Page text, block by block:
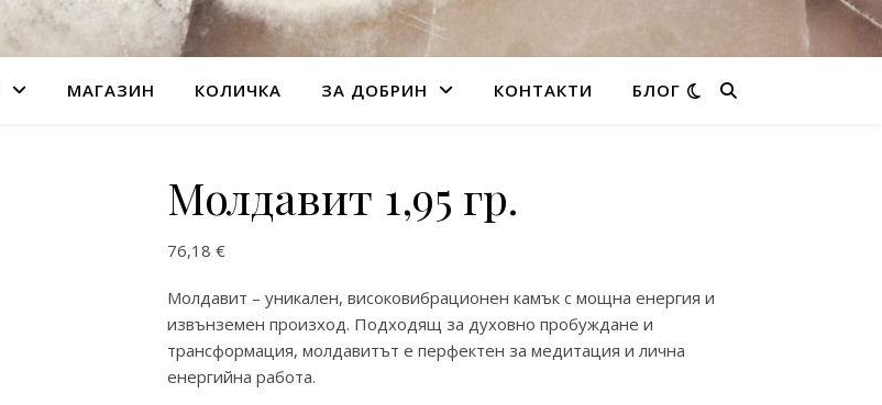
МАГАЗИН КОЛИЧКА ЗА ДОБРИН КОНТАКТИ БЛОГ
Молдавит 1,95 гр.
76,18 €
Молдавит – уникален, високовибрационен камък с мощна енергия и
извънземен произход. Подходящ за духовно пробуждане и
трансформация, молдавитът е перфектен за медитация и лична
енергийна работа.